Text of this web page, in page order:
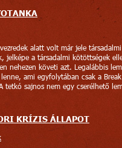
alatt volt már jele
jelképe a társadalmi kötöttségek
nehezen követi azt. Legalábbis
ami egyfolytában csak a
tetkó sajnos nem egy cserélhető
KRÍZIS ÁLLAPOT